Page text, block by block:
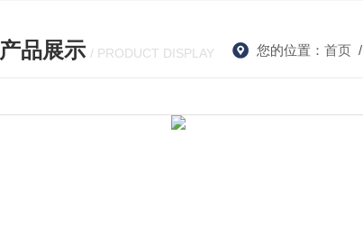
产品展示 / PRODUCT DISPLAY 您的位置： 首页/